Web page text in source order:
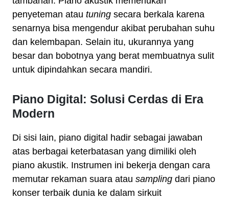
penyeteman atau tuning secara berkala karena
senarnya bisa mengendur akibat perubahan suhu
dan kelembapan. Selain itu, ukurannya yang
besar dan bobotnya yang berat membuatnya sulit
untuk dipindahkan secara mandiri.
Piano Digital: Solusi Cerdas di Era
Modern
Di sisi lain, piano digital hadir sebagai jawaban
atas berbagai keterbatasan yang dimiliki oleh
piano akustik. Instrumen ini bekerja dengan cara
memutar rekaman suara atau sampling dari piano
konser terbaik dunia ke dalam sirkuit